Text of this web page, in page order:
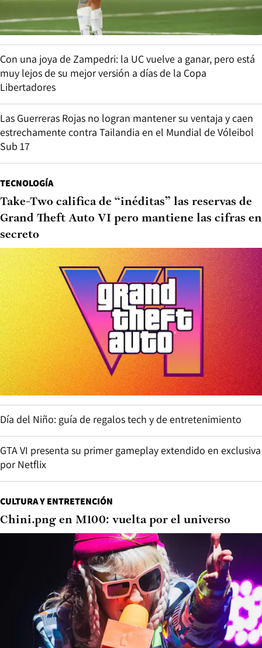
Con una joya de Zampedri: la UC vuelve a ganar, pero está
muy lejos de su mejor versión a días de la Copa
Libertadores
Las Guerreras Rojas no logran mantener su ventaja y caen
estrechamente contra Tailandia en el Mundial de Vóleibol
Sub 17
TECNOLOGÍA
Take-Two califica de “inéditas” las reservas de
Grand Theft Auto VI pero mantiene las cifras en
secreto
Día del Niño: guía de regalos tech y de entretenimiento
GTA VI presenta su primer gameplay extendido en exclusiva
por Netflix
CULTURA Y ENTRETENCIÓN
Chini.png en M100: vuelta por el universo